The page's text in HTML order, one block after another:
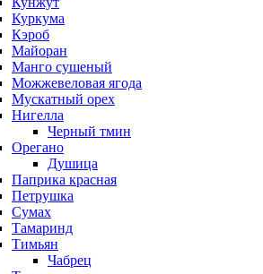
Куркума
Кэроб
Майоран
Манго сушеный
Можжевеловая ягода
Мускатный орех
Нигелла
Черный тмин
Орегано
Душица
Паприка красная
Петрушка
Сумах
Тамаринд
Тимьян
Чабрец